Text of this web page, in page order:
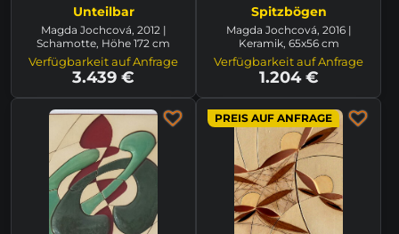
Unteilbar
Magda Jochcová, 2012 |
Schamotte, Höhe 172 cm
Verfügbarkeit auf Anfrage
3.439 €
Spitzbögen
Magda Jochcová, 2016 |
Keramik, 65x56 cm
Verfügbarkeit auf Anfrage
1.204 €
PREIS AUF ANFRAGE